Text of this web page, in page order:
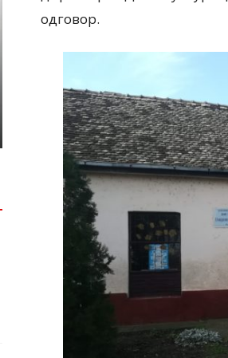
одговор.
водовода до Банатског Новог
Села, чиме ће и ово место бити
водоводну мрежу КОНАЧНО ЋЕ
НОВОСЕЉАНИ ИМАТИ...
6 августа, 2026